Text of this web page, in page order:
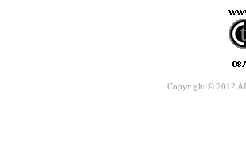
Copyright © 2012